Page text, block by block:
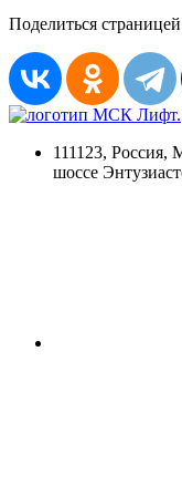
Поделиться
111123, Россия,
шоссе